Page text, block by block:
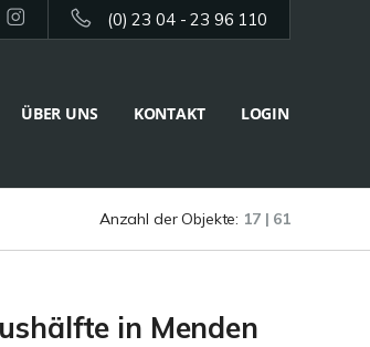
(0) 23 04 - 23 96 110
ÜBER UNS KONTAKT LOGIN
Anzahl der Objekte: 17 | 61
in Menden